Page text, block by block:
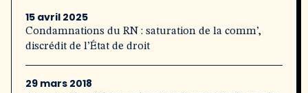
15 avril 2025
Condamnations du RN : saturation de la comm’,
discrédit de l’État de droit
29 mars 2018